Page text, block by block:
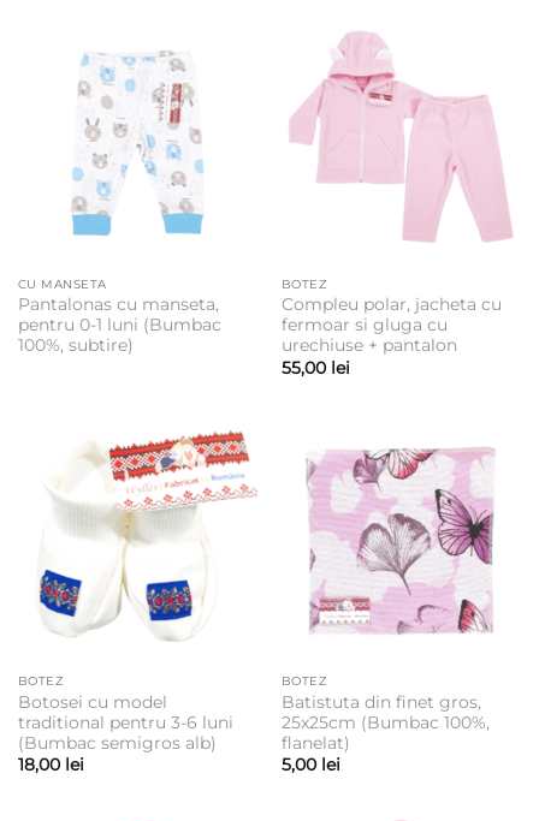
CU MANSETA
Pantalonas cu manseta,
pentru 0-1 luni (Bumbac
100%, subtire)
BOTEZ
Compleu polar, jacheta cu
fermoar si gluga cu
urechiuse + pantalon
55,00 lei
BOTEZ
Botosei cu model
traditional pentru 3-6 luni
(Bumbac semigros alb)
18,00 lei
BOTEZ
Batistuta din finet gros,
25x25cm (Bumbac 100%,
flanelat)
5,00 lei